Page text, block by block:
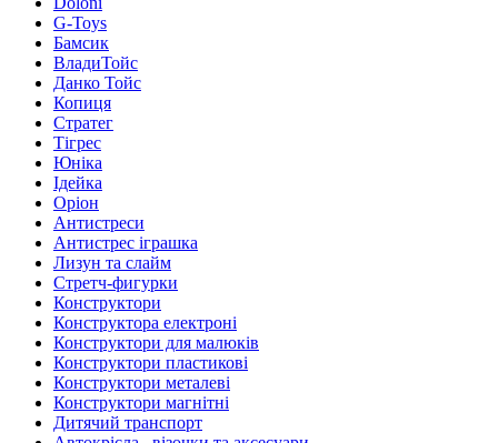
G-Toys
Бамсик
ВладиТойс
Данко Тойс
Копиця
Стратег
Тігрес
Юніка
Ідейка
Оріон
Антистреси
Антистрес іграшка
Лизун та слайм
Стретч-фигурки
Конструктори
Конструктора електроні
Конструктори для малюків
Конструктори пластикові
Конструктори металеві
Конструктори магнітні
Дитячий транспорт